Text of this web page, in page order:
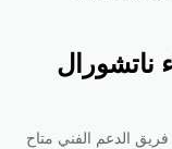
ناتشورال
الدعم الفني متاح